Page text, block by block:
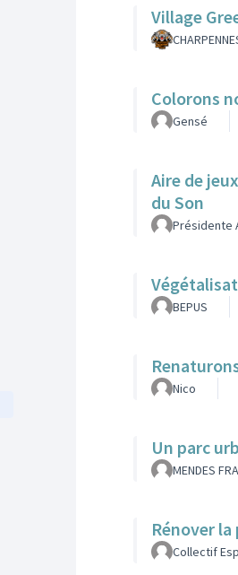
Village
Colorons
Gensé
Aire de
du Son
Présidente
BEPUS
Nico
Un parc
MENDES
Rénover
Collectif